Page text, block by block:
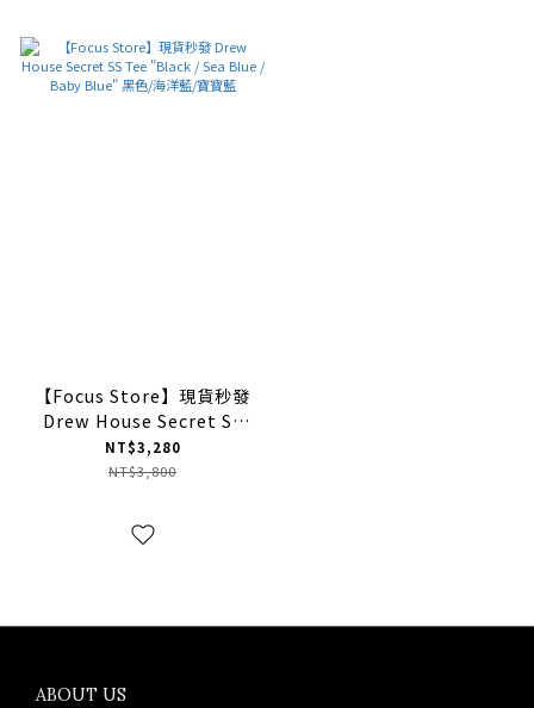
【Focus Store】現貨秒發
Drew House Secret SS
Tee "Black / Sea Blue /
Baby Blue" 黑色/海洋藍/
NT$3,280
NT$3,800
ABOUT US